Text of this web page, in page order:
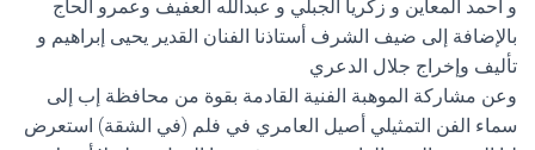
و أحمد المعاين و زكريا الجبلي و عبدالله العفيف وعمرو الحاج
بالإضافة إلى ضيف الشرف أستاذنا الفنان القدير يحيى إبراهيم و
تأليف وإخراج جلال الدعري
وعن مشاركة الموهبة الفنية القادمة بقوة من محافظة إب إلى
سماء الفن التمثيلي أصيل العامري في فلم (في الشقة) استعرض